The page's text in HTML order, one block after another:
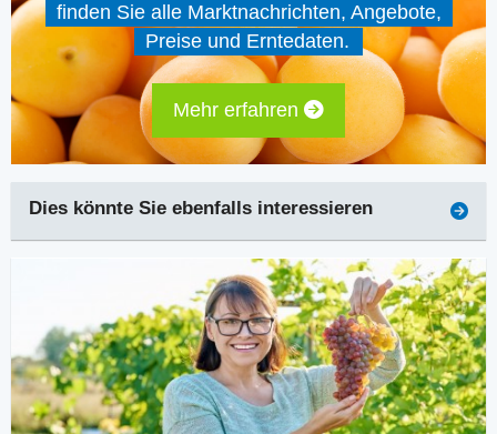
finden Sie alle Marktnachrichten, Angebote,
Preise und Erntedaten.
Mehr erfahren
Dies könnte Sie ebenfalls interessieren